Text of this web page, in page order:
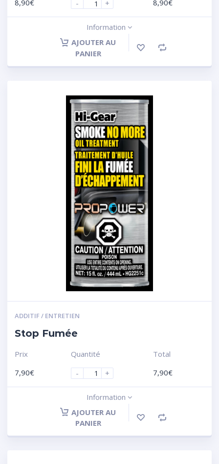
8,90€ - + 8,90€
Information
AJOUTER AU
PANIER
ADDITIF / ENTRETIEN
Stop Fumée
Prix
7,90€
Quantité
-
+
Total
7,90€
Information
AJOUTER AU
PANIER